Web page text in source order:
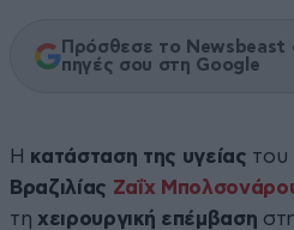
Πρόσθεσε το Newsbeast
πηγές σου στη Google
Η κατάσταση της υγείας του
Βραζιλίας Ζαΐχ
τη χειρουργική επέμβαση